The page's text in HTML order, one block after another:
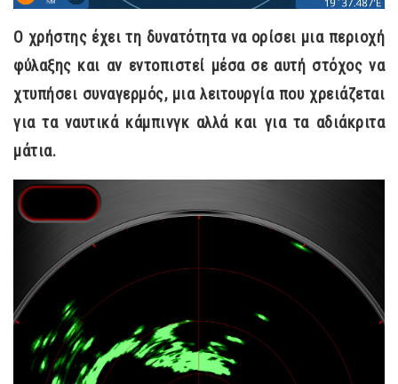
Ο χρήστης έχει τη δυνατότητα να ορίσει μια περιοχή
φύλαξης και αν εντοπιστεί μέσα σε αυτή στόχος να
χτυπήσει συναγερμός, μια λειτουργία που χρειάζεται
για τα ναυτικά κάμπινγκ αλλά και για τα αδιάκριτα
μάτια.